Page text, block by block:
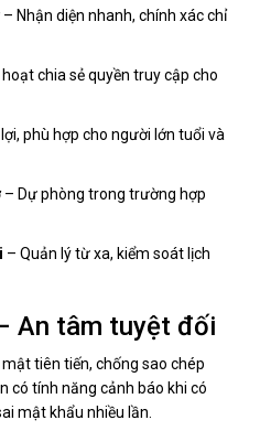
– Nhận diện nhanh, chính xác chỉ
chia sẻ quyền truy cập cho
phù hợp cho người lớn tuổi và
– Dự phòng trong trường hợp
– Quản lý từ xa, kiểm soát lịch
An tâm tuyệt đối
tiên tiến, chống sao chép
có tính năng cảnh báo khi có
mật khẩu nhiều lần.